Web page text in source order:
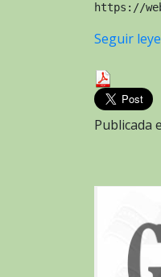
https://
Seguir
Publicada